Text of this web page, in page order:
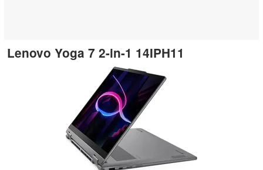
Lenovo Yoga 7 2-in-1 14IPH11